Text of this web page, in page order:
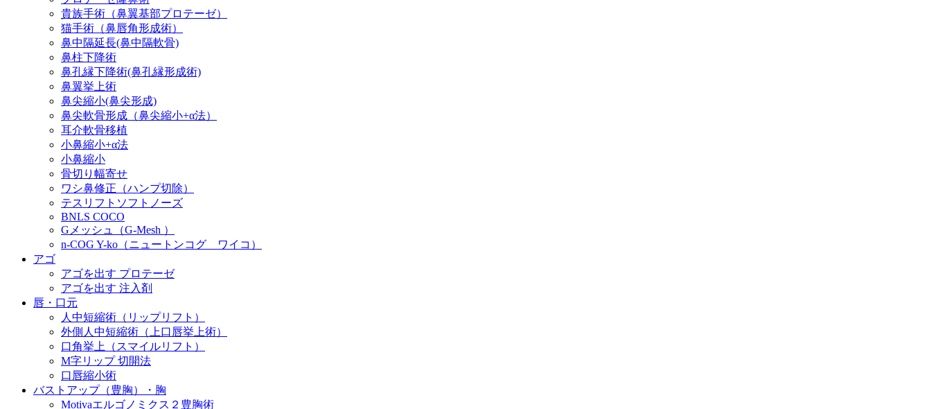
貴族手術（鼻翼基部プロテーゼ）
猫手術（鼻唇角形成術）
鼻中隔延長(鼻中隔軟骨)
鼻柱下降術
鼻孔縁下降術(鼻孔縁形成術)
鼻翼挙上術
鼻尖縮小(鼻尖形成)
鼻尖軟骨形成（鼻尖縮小+α法）
耳介軟骨移植
小鼻縮小+α法
小鼻縮小
骨切り幅寄せ
ワシ鼻修正（ハンプ切除）
テスリフトソフトノーズ
BNLS COCO
Gメッシュ（G-Mesh ）
n-COG Y-ko（ニュートンコグ ワイコ）
アゴ
アゴを出す プロテーゼ
アゴを出す 注入剤
唇・口元
人中短縮術（リップリフト）
外側人中短縮術（上口唇挙上術）
口角挙上（スマイルリフト）
M字リップ 切開法
口唇縮小術
バストアップ（豊胸）・胸
Motivaエルゴノミクス２豊胸術